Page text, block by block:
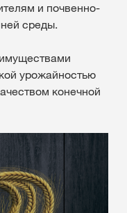
и почвенно-
среды.
урожайностью
конечной